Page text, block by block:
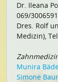
Dr. Ileana
069/
Dres. Rolf
Medizin),
Munira
Simone